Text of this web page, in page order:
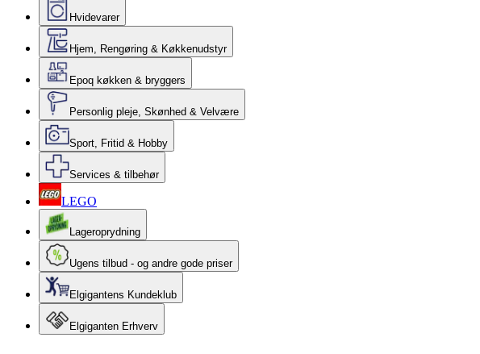
Hvidevarer
Hjem, Rengøring & Køkkenudstyr
Epoq køkken & bryggers
Personlig pleje, Skønhed & Velvære
Sport, Fritid & Hobby
Services & tilbehør
LEGO
Lageroprydning
Ugens tilbud - og andre gode priser
Elgigantens Kundeklub
Elgiganten Erhverv